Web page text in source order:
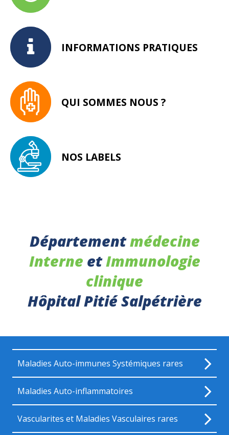
INFORMATIONS PRATIQUES
QUI SOMMES NOUS ?
NOS LABELS
Départementmédecine
Interne etImmunologie
clinique
Hôpital Pitié Salpétrière
Maladies Auto-immunes Systémiques rares
Maladies Auto-inflammatoires
Vascularites et Maladies Vasculaires rares